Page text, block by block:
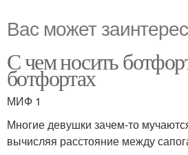
Вас может
С чем носить
ботфортах
МИФ 1
Многие девушки зачем-то
вычисляя расстояние между